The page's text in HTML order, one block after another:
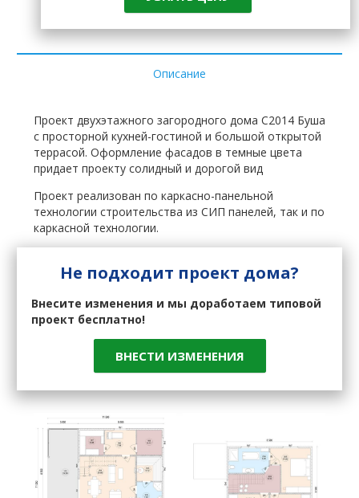
Описание
Проект двухэтажного загородного дома C2014 Буша
с просторной кухней-гостиной и большой открытой
террасой. Оформление фасадов в темные цвета
придает проекту солидный и дорогой вид
Проект реализован по каркасно-панельной
технологии строительства из СИП панелей, так и по
каркасной технологии.
Не подходит проект дома?
Внесите изменения и мы доработаем типовой
проект бесплатно!
ВНЕСТИ ИЗМЕНЕНИЯ